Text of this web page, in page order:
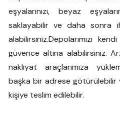
eşyalarınızı, beyaz
saklayabilir ve daha sonra
alabilirsiniz.Depolarımızı
güvence altına alabilirsiniz.
nakliyat araçlarımıza
başka bir adrese
kişiye teslim edilebilir.